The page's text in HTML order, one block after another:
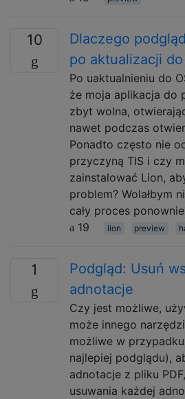
10
Dlaczego
po aktualizacji do
Po uaktualnieniu do
że moja aplikacja do
zbyt wolna,
nawet podczas
Ponadto często nie
przyczyną TIS i czy
zainstalować Lion,
problem? Wolałbym
cały proces
19
lion preview
1
Podgląd: Usuń
adnotacje
Czy jest możliwe,
może innego
możliwe w
najlepiej podglądu),
adnotacje z pliku
usuwania każdej